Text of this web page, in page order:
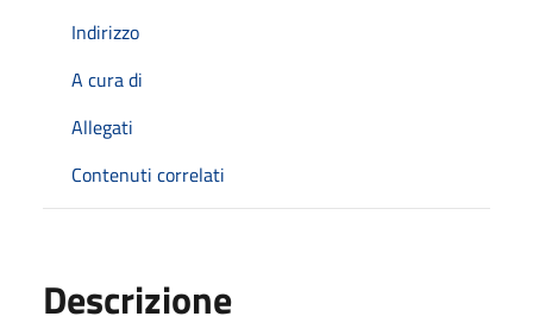
Indirizzo
A cura di
Allegati
Contenuti correlati
Descrizione